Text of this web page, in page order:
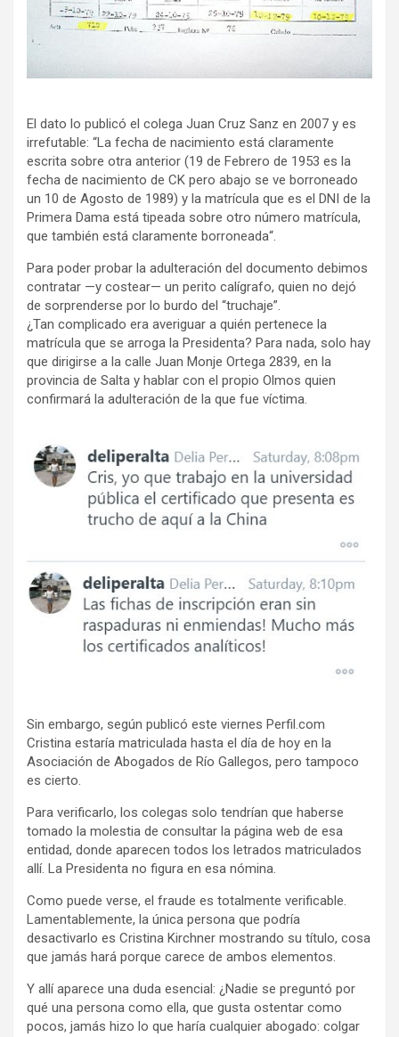
El dato lo publicó el colega Juan Cruz Sanz en 2007 y es
irrefutable: “La fecha de nacimiento está claramente
escrita sobre otra anterior (19 de Febrero de 1953 es la
fecha de nacimiento de CK pero abajo se ve borroneado
un 10 de Agosto de 1989) y la matrícula que es el DNI de la
Primera Dama está tipeada sobre otro número matrícula,
que también está claramente borroneada“.
Para poder probar la adulteración del documento debimos
contratar —y costear— un perito calígrafo, quien no dejó
de sorprenderse por lo burdo del “truchaje”.
¿Tan complicado era averiguar a quién pertenece la
matrícula que se arroga la Presidenta? Para nada, solo hay
que dirigirse a la calle Juan Monje Ortega 2839, en la
provincia de Salta y hablar con el propio Olmos quien
confirmará la adulteración de la que fue víctima.
Sin embargo, según publicó este viernes Perfil.com
Cristina estaría matriculada hasta el día de hoy en la
Asociación de Abogados de Río Gallegos, pero tampoco
es cierto.
Para verificarlo, los colegas solo tendrían que haberse
tomado la molestia de consultar la página web de esa
entidad, donde aparecen todos los letrados matriculados
allí. La Presidenta no figura en esa nómina.
Como puede verse, el fraude es totalmente verificable.
Lamentablemente, la única persona que podría
desactivarlo es Cristina Kirchner mostrando su título, cosa
que jamás hará porque carece de ambos elementos.
Y allí aparece una duda esencial: ¿Nadie se preguntó por
qué una persona como ella, que gusta ostentar como
pocos, jamás hizo lo que haría cualquier abogado: colgar